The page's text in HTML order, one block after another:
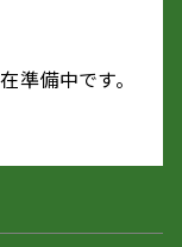
備中です。